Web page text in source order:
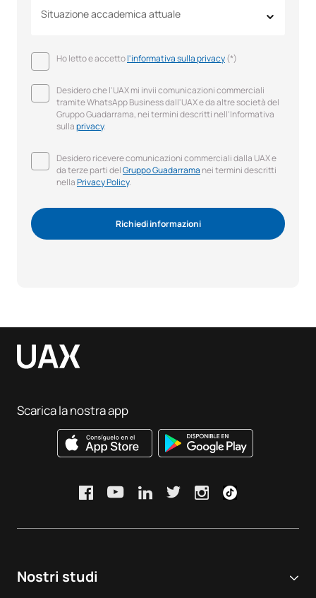
Situazione accademica attuale
Ho letto e accettol'informativa sulla privacy(*)
Desidero che l'UAX mi invii comunicazioni commerciali
tramite WhatsApp Business dall'UAX e da altre società del
Gruppo Guadarrama, nei termini descritti nell'Informativa
sullaprivacy.
Desidero ricevere comunicazioni commerciali dalla UAX e
da terze parti delGruppo Guadarrama nei termini descritti
nellaPrivacy Policy.
Richiedi informazioni
Nostri studi
Scarica la nostra app